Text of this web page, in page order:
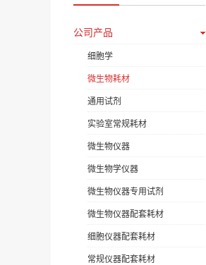
公司产品
细胞学
微生物耗材
通用试剂
实验室常规耗材
微生物仪器
微生物学仪器
微生物仪器专用试剂
微生物仪器配套耗材
细胞仪器配套耗材
常规仪器配套耗材